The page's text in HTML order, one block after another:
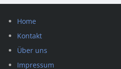
Home
Kontakt
Über uns
Impressum